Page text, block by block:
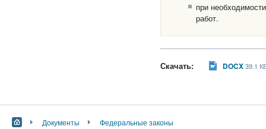
при
работ.
Скачать: DOCX39.1
Документы Федеральные законы